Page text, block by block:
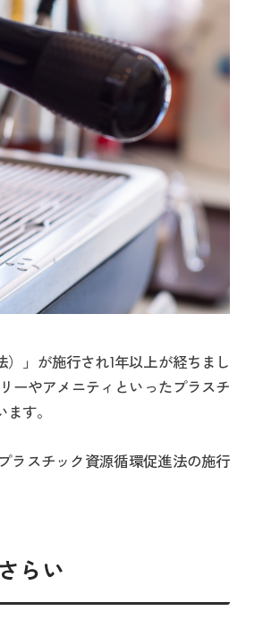
」が施行され1年以上が経ちまし
ーやアメニティといったプラスチ
す。
ラスチック資源循環促進法の施行
らい